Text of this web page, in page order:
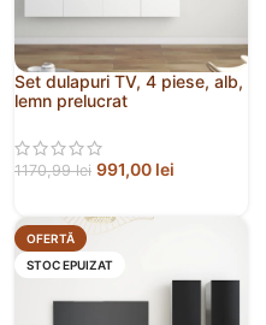
Set dulapuri TV, 4 piese, alb,
lemn prelucrat
1170,99lei 991,00 lei
OFERTĂ
STOC EPUIZAT